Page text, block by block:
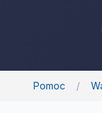
Pomoc /